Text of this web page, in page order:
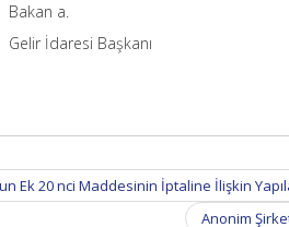
Bakan a.
Gelir İdaresi Başkanı
Ek 20 nci Maddesinin İptaline İlişkin
Anonim